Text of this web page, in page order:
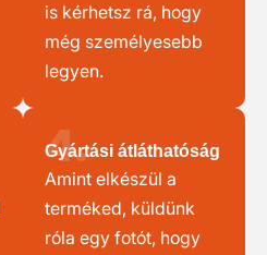
is kérhetsz rá, hogy
még személyesebb
legyen.
4.
Gyártási átláthatóság
Amint elkészül a
terméked, küldünk
róla egy fotót, hogy